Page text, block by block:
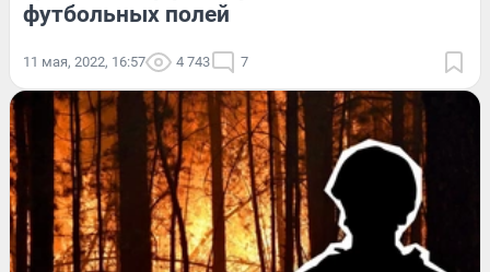
футбольных полей
11 мая, 2022, 16:57 4 743 7